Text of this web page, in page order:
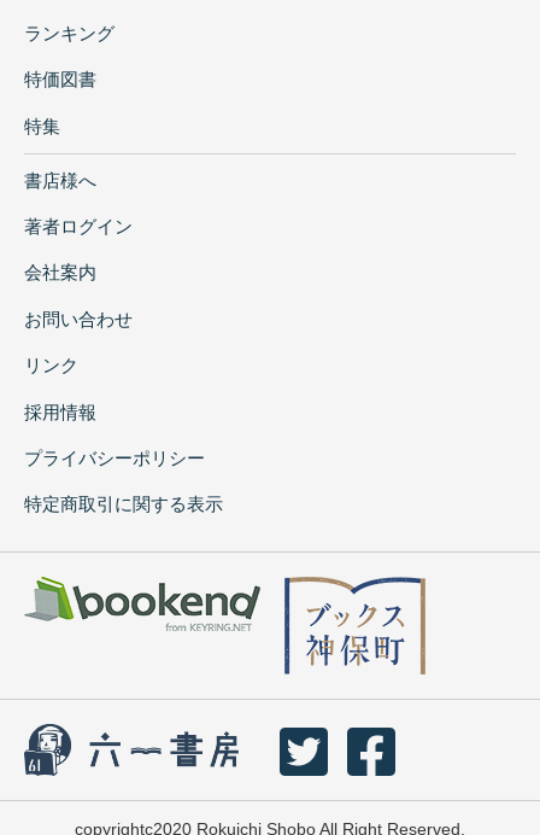
ランキング
特価図書
特集
書店様へ
著者ログイン
会社案内
お問い合わせ
リンク
採用情報
プライバシーポリシー
特定商取引に関する表示
copyrightc2020 Rokuichi Shobo All Right Reserved.